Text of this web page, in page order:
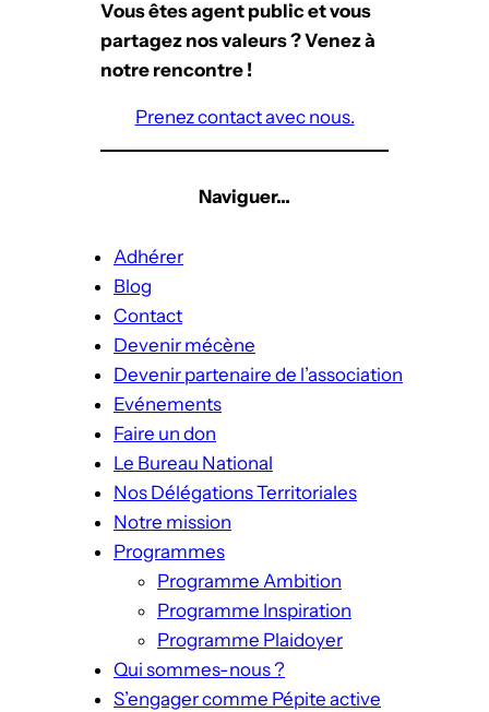
Vous êtes agent public et vous
partagez nos valeurs ? Venez à
notre rencontre !
Prenez contact avec nous.
Naviguer…
Adhérer
Blog
Contact
Devenir mécène
Devenir partenaire de l’association
Evénements
Faire un don
Le Bureau National
Nos Délégations Territoriales
Notre mission
Programmes
Programme Ambition
Programme Inspiration
Programme Plaidoyer
Qui sommes-nous ?
S’engager comme Pépite active